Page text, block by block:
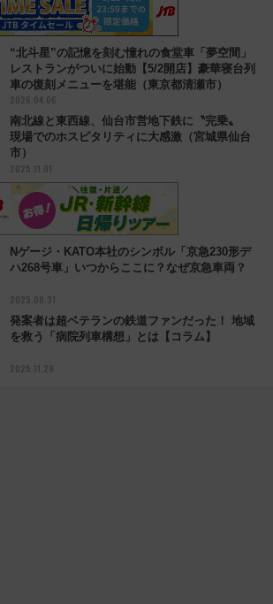
“北斗星”の記憶を刻む憧れの食堂車「夢空間」
レストランがついに始動【5/2開店】豪華寝台列
車の復刻メニューを堪能（東京都清瀬市）
2026.04.06
南北線と東西線、仙台市営地下鉄に〝完乗〟
現場でのホスピタリティに大感激（宮城県仙台
市）
2025.11.01
Nゲージ・KATO本社のシンボル「京急230形デ
ハ268号車」いつからここに？なぜ京急車両？
2025.08.31
発案者は超ベテランの鉄道ファンだった！ 地域
を救う「病院列車構想」とは【コラム】
2025.11.29